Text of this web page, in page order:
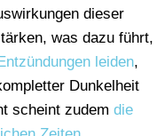
dieser
was dazu führt,
leiden,
Dunkelheit
scheint zudem die